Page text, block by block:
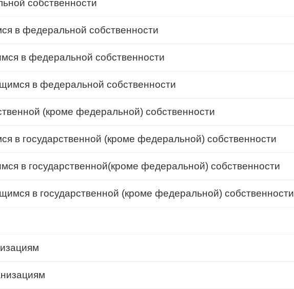
собственности
в федеральной собственности
в федеральной собственности
в федеральной собственности
(кроме федеральной) собственности
в государственной (кроме федеральной) собственности
в государственной(кроме федеральной) собственности
в государственной (кроме федеральной) собственности